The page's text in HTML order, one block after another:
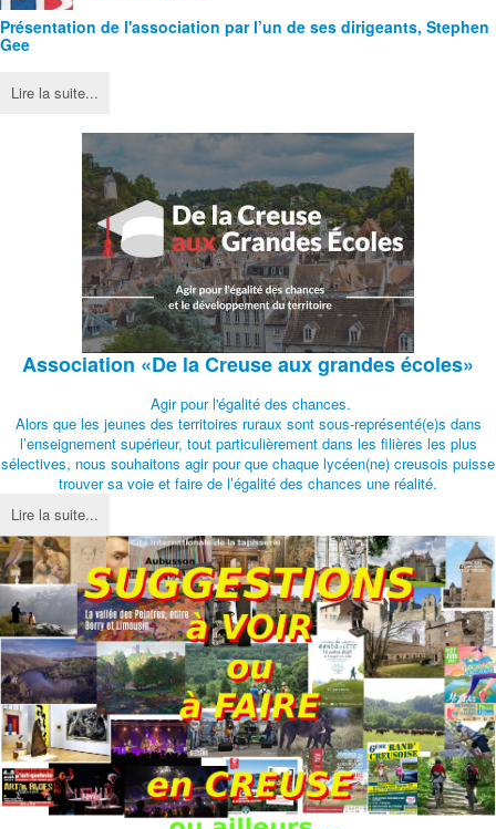
Présentation de l'association par l’un de ses dirigeants, Stephen
Gee
Lire la suite...
Association «De la Creuse aux grandes écoles»
Agir pour l'égalité des chances.
Alors que les jeunes des territoires ruraux sont sous-représenté(e)s dans
l’enseignement supérieur, tout particulièrement dans les filières les plus
sélectives, nous souhaitons agir pour que chaque lycéen(ne) creusois puisse
trouver sa voie et faire de l’égalité des chances une réalité.
Lire la suite...